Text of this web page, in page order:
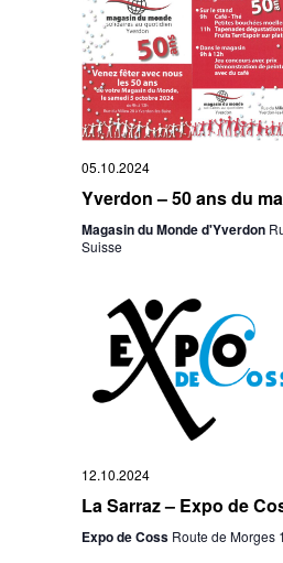
05.10.2024
Yverdon – 50 ans du
Magasin du Monde d'Yverdon
Suisse
12.10.2024
La Sarraz – Expo de
Expo de Coss Route de Morges